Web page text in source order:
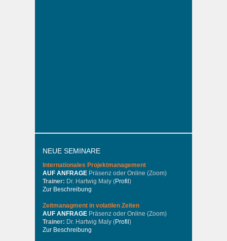
NEUE SEMINARE
Internationales Projektmanagement
AUF ANFRAGE Präsenz oder Online (Zoom)
Trainer: Dr. Hartwig Maly (Profil )
Zur Beschreibung
Zeitmanagment in volatilen Zeiten
AUF ANFRAGE Präsenz oder Online (Zoom)
Trainer: Dr. Hartwig Maly (Profil )
Zur Beschreibung